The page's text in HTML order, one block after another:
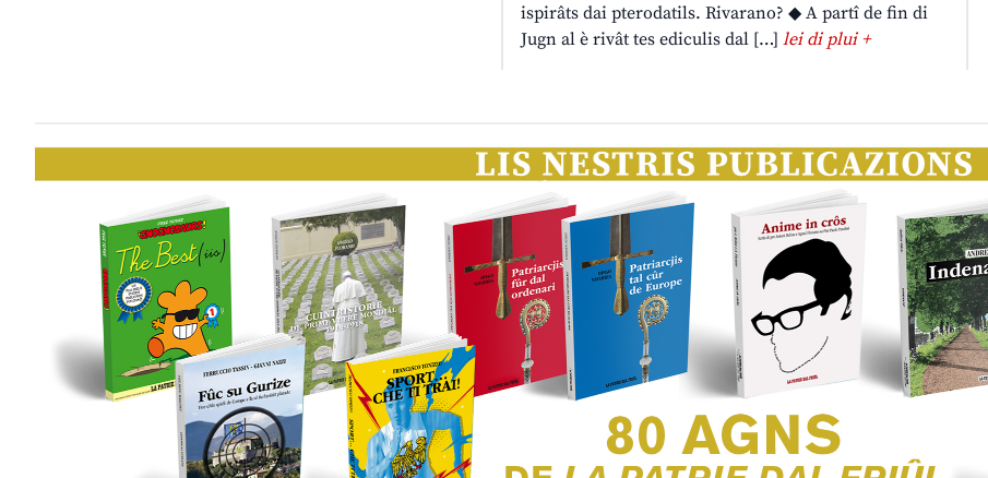
ispirâts dai pterodatils. Rivarano? ◆ A partî de fin di
Jugn al è rivât tes ediculis dal […] lei di plui +